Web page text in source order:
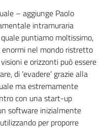
– aggiunge Paolo
intramuraria
puntiamo moltissimo,
nel mondo ristretto
e orizzonti può essere
di ‘evadere’ grazie alla
ma estremamente
con una start-up
software inizialmente
per proporre